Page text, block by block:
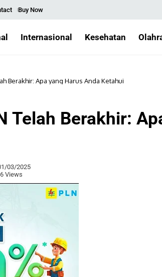
Buy Now
Internasional Kesehatan
Berakhir: Apa yang Harus Anda Ketahui
Telah Berakhir:
03/2025
Views